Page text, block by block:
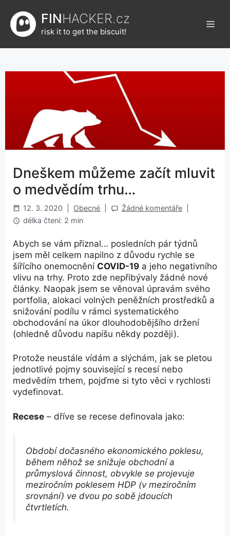
obsah
FINHACKER.cz
risk it to get the biscuit!
Dneškem můžeme začít mluvit
o medvědím trhu…
12. 3. 2020 Obecné Žádné komentáře
délka čtení: 2 min
Abych se vám přiznal… posledních pár týdnů
jsem měl celkem napilno z důvodu rychle se
šířícího onemocnění COVID-19 a jeho negativního
vlivu na trhy. Proto zde nepřibývaly žádné nové
články. Naopak jsem se věnoval úpravám svého
portfolia, alokaci volných peněžních prostředků a
snižování podílu v rámci systematického
obchodování na úkor dlouhodobějšího držení
(ohledně důvodu napíšu někdy později).
Protože neustále vídám a slýchám, jak se pletou
jednotlivé pojmy související s recesí nebo
medvědím trhem, pojďme si tyto věci v rychlosti
vydefinovat.
Recese – dříve se recese definovala jako:
Období dočasného ekonomického poklesu,
během něhož se snižuje obchodní a
průmyslová činnost, obvykle se projevuje
meziročním poklesem HDP (v meziročním
srovnání) ve dvou po sobě jdoucích
čtvrtletích.